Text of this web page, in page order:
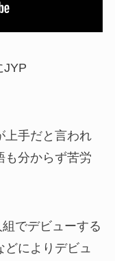
JYP
上手だと言われ
も分からず苦労
でデビューする
どによりデビュ